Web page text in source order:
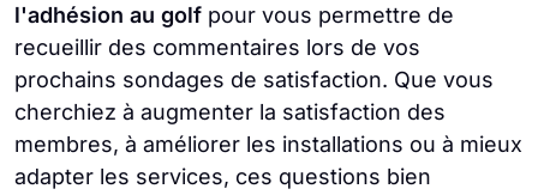
l'adhésion au golf pour vous permettre de
recueillir des commentaires lors de vos
prochains sondages de satisfaction. Que vous
cherchiez à augmenter la satisfaction des
membres, à améliorer les installations ou à mieux
adapter les services, ces questions bien